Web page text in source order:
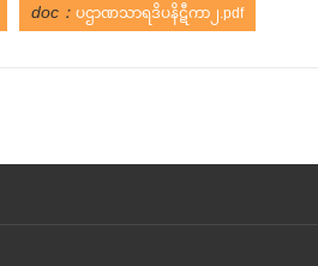
doc： ပဌာဏသာရဒိပနိဋီကာ၂.pdf